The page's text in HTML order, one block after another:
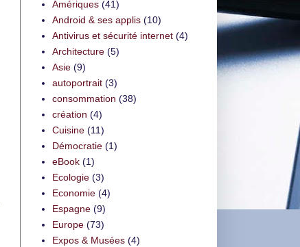
Amériques (41)
Android & ses applis (10)
Antivirus et sécurité internet (4)
Architecture (5)
Asie (9)
autoportrait (3)
consommation (38)
création (4)
Cuisine (11)
Démocratie (1)
eBook (1)
Ecologie (3)
Economie (4)
Espagne (9)
Europe (73)
Expos & Musées (4)